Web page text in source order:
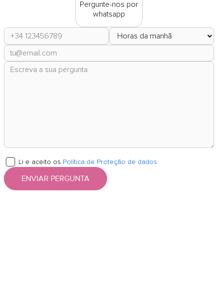
Pergunte-nos por
whatsapp
Li e aceito os Política de Proteção de dados
ENVIAR PERGUNTA